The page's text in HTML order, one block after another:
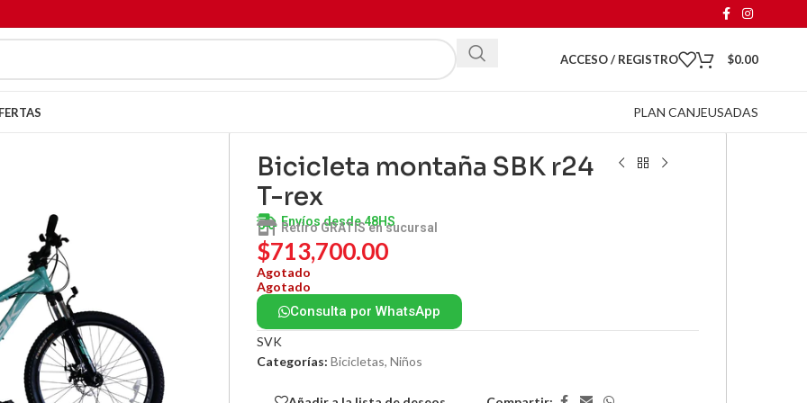
ACCESO / REGISTRO $0.00
PLAN CANJEUSADAS
Bicicleta montaña SBK r24
T-rex
Envíos desde 48HS
Retiro GRATIS en sucursal
$713,700.00
Agotado
Agotado
Consulta por WhatsApp
SVK
Categorías: Bicicletas, Niños